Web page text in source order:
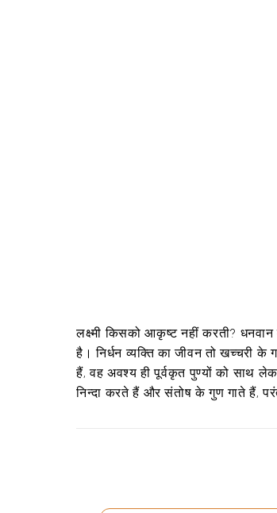
लक्ष्मी किसको आकृष्ट नहीं करती? धनवान
है। निर्धन व्यक्ति का जीवन तो खच्चरी के
हैं, वह अवश्य ही पूर्वकृत पुण्यों को साथ
निन्दा करते हैं और संतोष के गुण गाते हैं,